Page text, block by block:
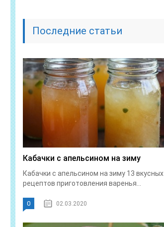
Последние статьи
Кабачки с апельсином на зиму
Кабачки с апельсином на зиму 13 вкусных
рецептов приготовления варенья...
0 02.03.2020